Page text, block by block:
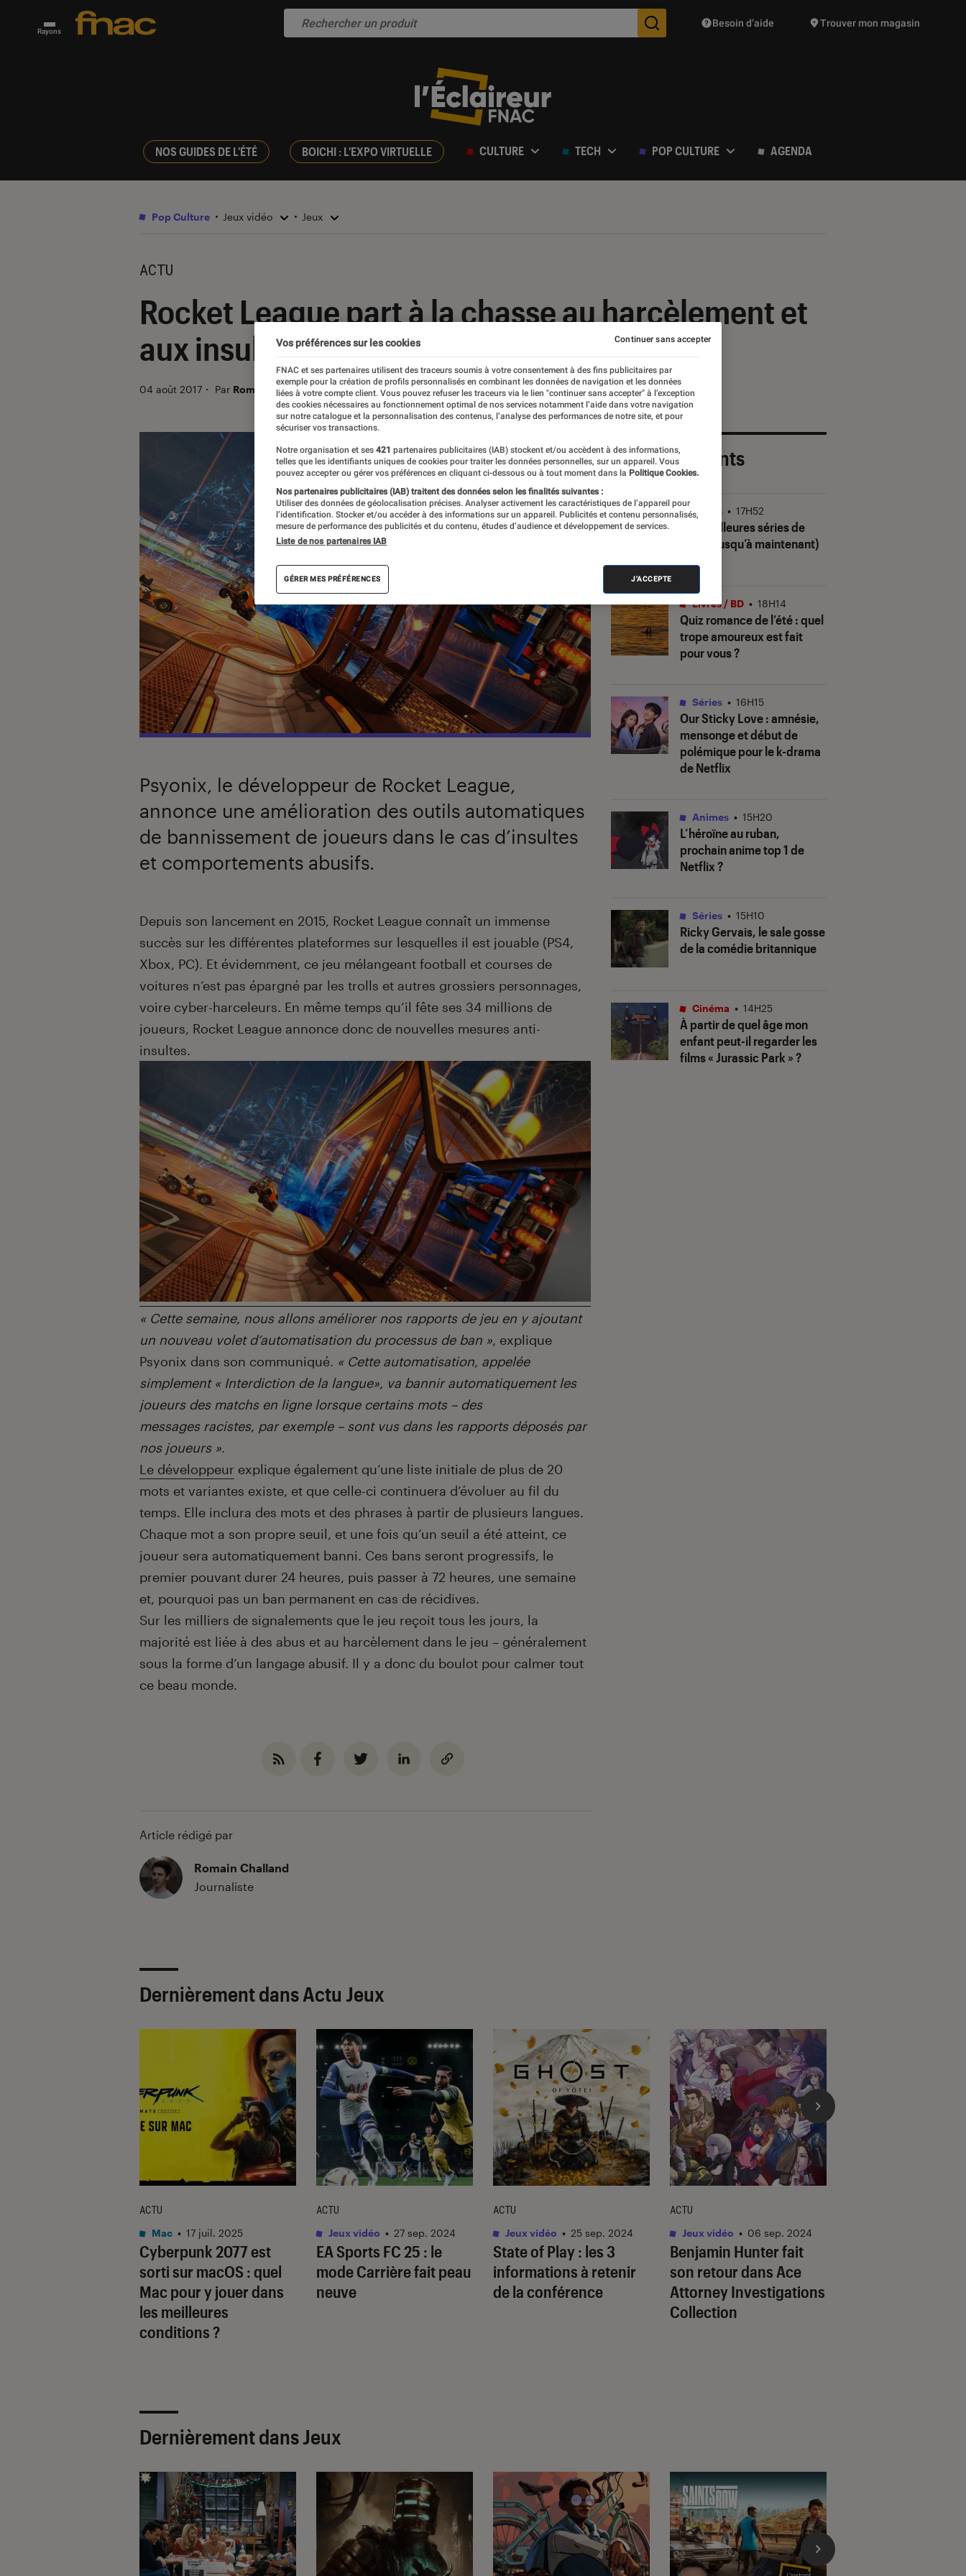
Rayons Des suggestions de produits vont vous être proposées
Besoin d’aide Trouver mon magasin
NOS GUIDES DE L'ÉTÉ BOICHI : L'EXPO VIRTUELLE CULTURE TECH POP CULTURE AGENDA
Pop Culture Jeux vidéo Jeux
ACTU
Rocket League part à la chasse au harcèlement et
aux insultes
04 août 2017 ・ Par Romain Challand
Psyonix, le développeur de Rocket League,
annonce une amélioration des outils automatiques
de bannissement de joueurs dans le cas d’insultes
et comportements abusifs.
Introduction
Depuis son lancement en 2015, Rocket League connaît un immense
succès sur les différentes plateformes sur lesquelles il est jouable (PS4,
Xbox, PC). Et évidemment, ce jeu mélangeant football et courses de
voitures n’est pas épargné par les trolls et autres grossiers personnages,
voire cyber-harceleurs. En même temps qu’il fête ses 34 millions de
joueurs, Rocket League annonce donc de nouvelles mesures anti-
insultes.
« Cette semaine, nous allons améliorer nos rapports de jeu en y ajoutant
un nouveau volet d’automatisation du processus de ban », explique
Psyonix dans son communiqué. « Cette automatisation, appelée
simplement « Interdiction de la langue», va bannir automatiquement les
joueurs des matchs en ligne lorsque certains mots – des
messages racistes, par exemple – sont vus dans les rapports déposés par
nos joueurs ».
Le développeur explique également qu’une liste initiale de plus de 20
mots et variantes existe, et que celle-ci continuera d’évoluer au fil du
temps. Elle inclura des mots et des phrases à partir de plusieurs langues.
Chaque mot a son propre seuil, et une fois qu’un seuil a été atteint, ce
joueur sera automatiquement banni. Ces bans seront progressifs, le
premier pouvant durer 24 heures, puis passer à 72 heures, une semaine
et, pourquoi pas un ban permanent en cas de récidives.
Sur les milliers de signalements que le jeu reçoit tous les jours, la
majorité est liée à des abus et au harcèlement dans le jeu – généralement
sous la forme d’un langage abusif. Il y a donc du boulot pour calmer tout
ce beau monde.
Article rédigé par
Romain Challand
Journaliste
Les plus récents
Les meilleures séries de
2026 (jusqu’à maintenant)
Séries • 17H52
Quiz romance de l’été : quel
trope amoureux est fait
pour vous ?
Livres / BD • 18H14
Our Sticky Love: amnésie,
mensonge et début de
polémique pour le k-drama
de Netflix
Séries • 16H15
L’héroïne au ruban,
prochain anime top 1 de
Netflix ?
Animes • 15H20
Ricky Gervais, le sale gosse
de la comédie britannique
Séries • 15H10
À partir de quel âge mon
enfant peut-il regarder les
films « Jurassic Park » ?
Cinéma • 14H25
Dernièrement dans Actu Jeux
Cyberpunk 2077est
sorti sur macOS : quel
Mac pour y jouer dans
les meilleures
conditions ?
ACTU
Mac • 17 juil. 2025
EA Sports FC 25 : le
mode Carrière fait peau
neuve
ACTU
Jeux vidéo • 27 sep. 2024
State of Play : les 3
informations à retenir
de la conférence
ACTU
Jeux vidéo • 25 sep. 2024
Benjamin Hunter fait
son retour dans Ace
Attorney Investigations
Collection
ACTU
Jeux vidéo • 06 sep. 2024
Dernièrement dans Jeux
Vos préférences sur les cookies
FNAC et ses partenaires utilisent des traceurs soumis à votre consentement à des fins publicitaires par
exemple pour la création de profils personnalisés en combinant les données de navigation et les données
liées à votre compte client. Vous pouvez refuser les traceurs via le lien "continuer sans accepter" à l’exception
des cookies nécessaires au fonctionnement optimal de nos services notamment l’aide dans votre navigation
sur notre catalogue et la personnalisation des contenus, l’analyse des performances de notre site, et pour
sécuriser vos transactions.
Notre organisation et ses 421 partenaires publicitaires (IAB) stockent et/ou accèdent à des informations,
telles que les identifiants uniques de cookies pour traiter les données personnelles, sur un appareil. Vous
pouvez accepter ou gérer vos préférences en cliquant ci-dessous ou à tout moment dans la Politique Cookies.
Nos partenaires publicitaires (IAB) traitent des données selon les finalités suivantes :
Utiliser des données de géolocalisation précises. Analyser activement les caractéristiques de l’appareil pour
l’identification. Stocker et/ou accéder à des informations sur un appareil. Publicités et contenu personnalisés,
mesure de performance des publicités et du contenu, études d’audience et développement de services.
Liste de nos partenaires IAB
GÉRER MES PRÉFÉRENCES J'ACCEPTE
Continuer sans accepter